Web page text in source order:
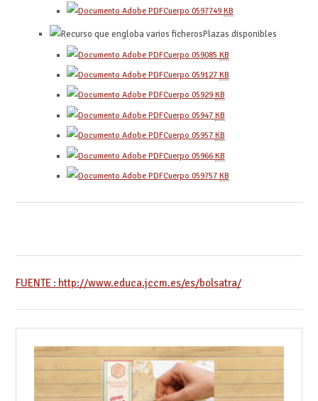
Cuerpo 0597749 KB
Plazas disponibles
Cuerpo 059085 KB
Cuerpo 059127 KB
Cuerpo 05929 KB
Cuerpo 05947 KB
Cuerpo 05957 KB
Cuerpo 05966 KB
Cuerpo 059757 KB
FUENTE : http://www.educa.jccm.es/es/bolsatra/